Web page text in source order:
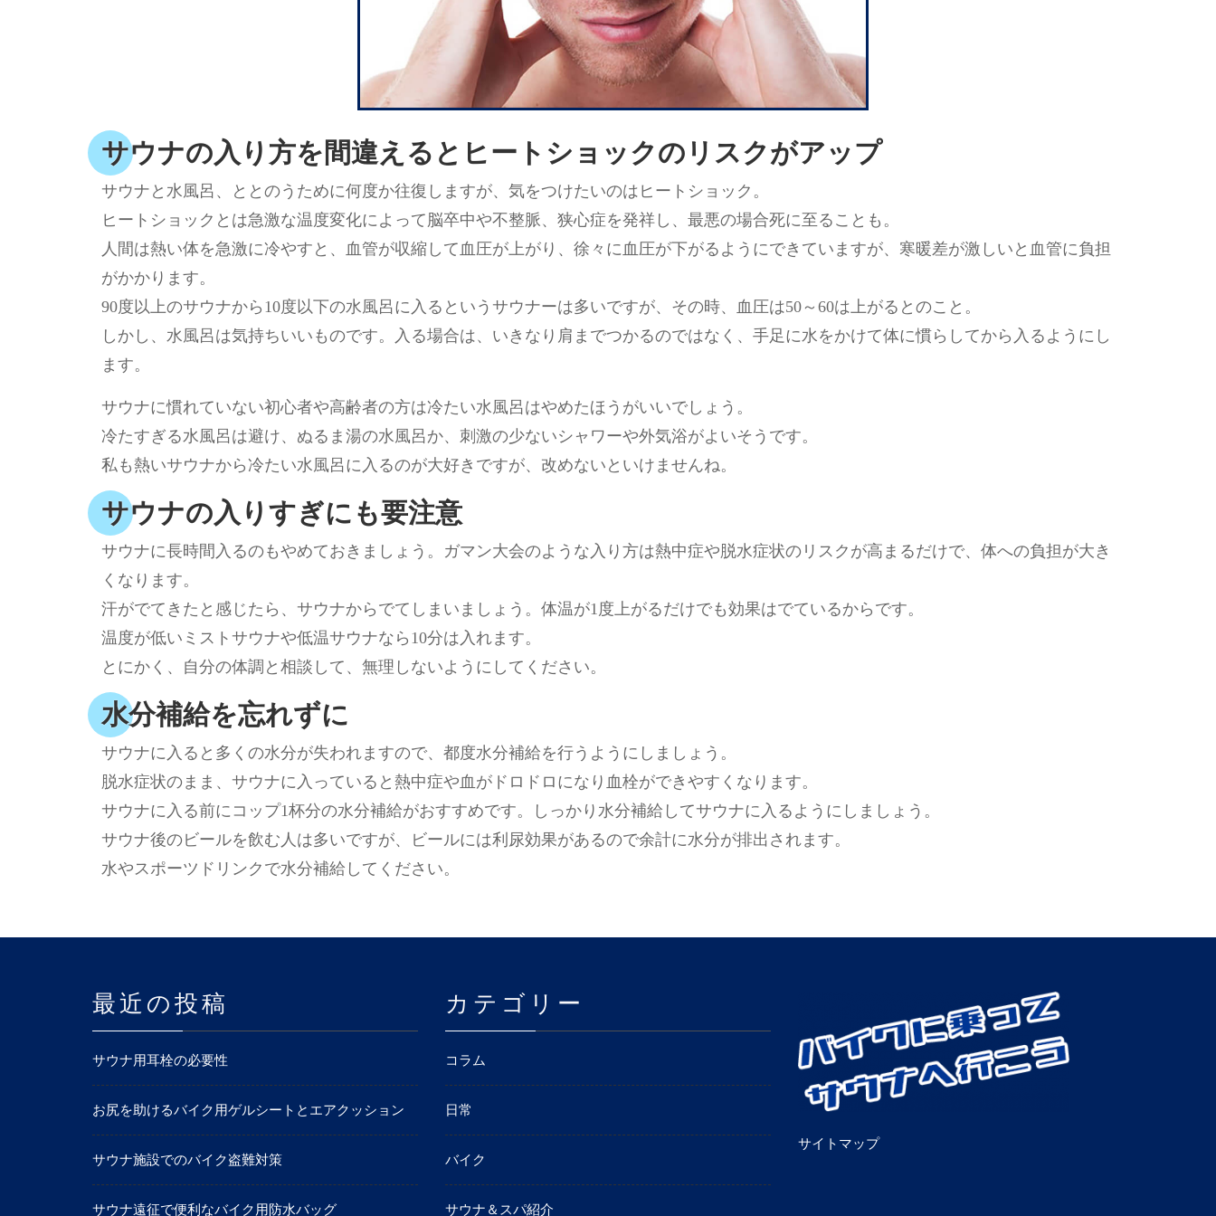
サウナの入り方を間違えるとヒートショックのリスクがアップ
サウナと水風呂、ととのうために何度か往復しますが、気をつけたいのはヒートショック。
ヒートショックとは急激な温度変化によって脳卒中や不整脈、狭心症を発祥し、最悪の場合死に至ることも。
人間は熱い体を急激に冷やすと、血管が収縮して血圧が上がり、徐々に血圧が下がるようにできていますが、寒暖差が激しいと血管に負担
がかかります。
90度以上のサウナから10度以下の水風呂に入るというサウナーは多いですが、その時、血圧は50～60は上がるとのこと。
しかし、水風呂は気持ちいいものです。入る場合は、いきなり肩までつかるのではなく、手足に水をかけて体に慣らしてから入るようにし
ます。
サウナに慣れていない初心者や高齢者の方は冷たい水風呂はやめたほうがいいでしょう。
冷たすぎる水風呂は避け、ぬるま湯の水風呂か、刺激の少ないシャワーや外気浴がよいそうです。
私も熱いサウナから冷たい水風呂に入るのが大好きですが、改めないといけませんね。
サウナの入りすぎにも要注意
サウナに長時間入るのもやめておきましょう。ガマン大会のような入り方は熱中症や脱水症状のリスクが高まるだけで、体への負担が大き
くなります。
汗がでてきたと感じたら、サウナからでてしまいましょう。体温が1度上がるだけでも効果はでているからです。
温度が低いミストサウナや低温サウナなら10分は入れます。
とにかく、自分の体調と相談して、無理しないようにしてください。
水分補給を忘れずに
サウナに入ると多くの水分が失われますので、都度水分補給を行うようにしましょう。
脱水症状のまま、サウナに入っていると熱中症や血がドロドロになり血栓ができやすくなります。
サウナに入る前にコップ1杯分の水分補給がおすすめです。しっかり水分補給してサウナに入るようにしましょう。
サウナ後のビールを飲む人は多いですが、ビールには利尿効果があるので余計に水分が排出されます。
水やスポーツドリンクで水分補給してください。
最近の投稿
サウナ用耳栓の必要性
お尻を助けるバイク用ゲルシートとエアクッション
サウナ施設でのバイク盗難対策
サウナ遠征で便利なバイク用防水バッグ
カテゴリー
コラム
日常
バイク
サウナ＆スパ紹介
サイトマップ